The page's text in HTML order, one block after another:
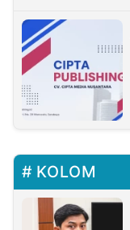
KOLOM